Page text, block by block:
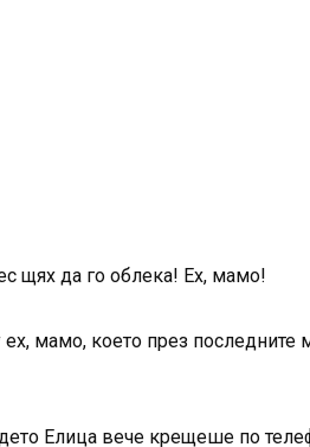
щях да го облека! Ех, мамо!
мамо, което през
Елица вече крещеше по